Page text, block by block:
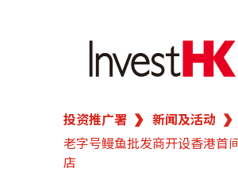
繁 简
香港营商优势
投资推广署 新闻及活动
老字号鳗鱼批发商开设香港首
店